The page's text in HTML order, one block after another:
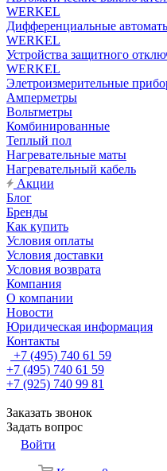
WERKEL
Дифференциальные
WERKEL
Устройства защитного
WERKEL
Элетроизмерительные
Амперметры
Вольтметры
Комбинированные
Теплый пол
Нагревательные маты
Нагревательный кабель
Акции
Блог
Бренды
Как купить
Условия оплаты
Условия доставки
Условия возврата
Компания
О компании
Новости
Юридическая информация
Контакты
+7 (495) 740 61 59
+7 (495) 740 61 59
+7 (925) 740 99 81
Заказать звонок
Задать вопрос
Войти